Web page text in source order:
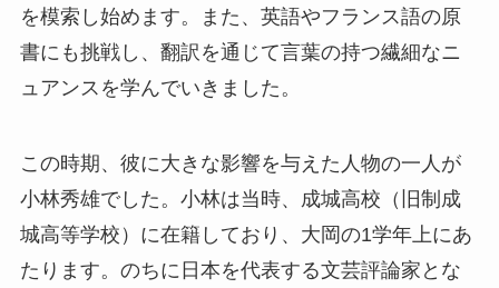
を模索し始めます。また、英語やフランス語の原
書にも挑戦し、翻訳を通じて言葉の持つ繊細なニ
ュアンスを学んでいきました。
この時期、彼に大きな影響を与えた人物の一人が
小林秀雄でした。小林は当時、成城高校（旧制成
城高等学校）に在籍しており、大岡の1学年上にあ
たります。のちに日本を代表する文芸評論家とな